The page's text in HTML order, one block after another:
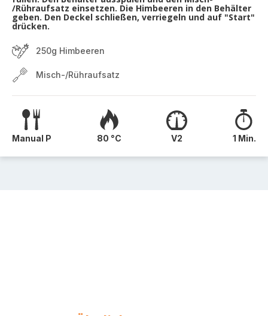
/Rühraufsatz einsetzen. Die Himbeeren in den Behälter
geben. Den Deckel schließen, verriegeln und auf "Start"
drücken.
250g Himbeeren
Misch-/Rühraufsatz
Manual P 80 °C V2 1 Min.